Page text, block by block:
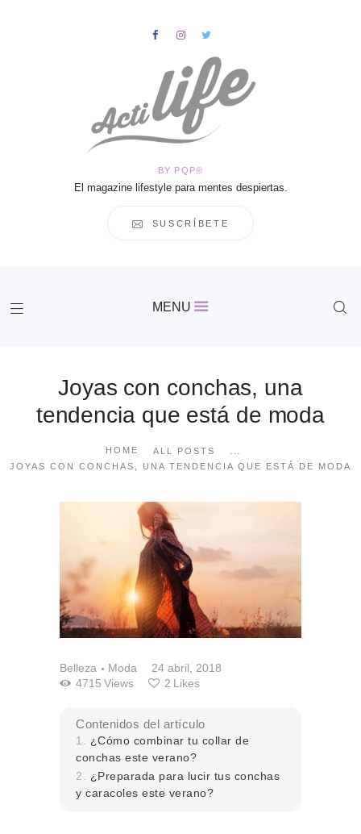
BY PQP®
El magazine lifestyle para mentes despiertas.
SUSCRÍBETE
MENU
Joyas con conchas, una
tendencia que está de moda
HOME ALL POSTS ...
JOYAS CON CONCHAS, UNA TENDENCIA QUE ESTÁ DE MODA
HOME
Salud
Belleza Moda
24 abril, 2018
4715 Views 2 Likes
Contenidos del artículo
¿Cómo combinar tu collar de
conchas este verano?
¿Preparada para lucir tus conchas
y caracoles este verano?